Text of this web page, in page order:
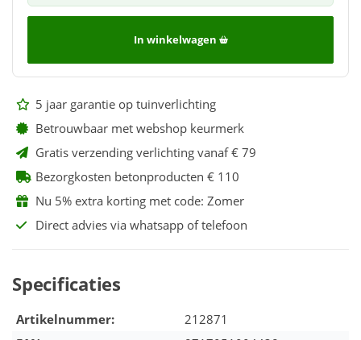
In winkelwagen
5 jaar garantie op tuinverlichting
Betrouwbaar met webshop keurmerk
Gratis verzending verlichting vanaf € 79
Bezorgkosten betonproducten € 110
Nu 5% extra korting met code: Zomer
Direct advies via whatsapp of telefoon
Specificaties
Artikelnummer:
212871